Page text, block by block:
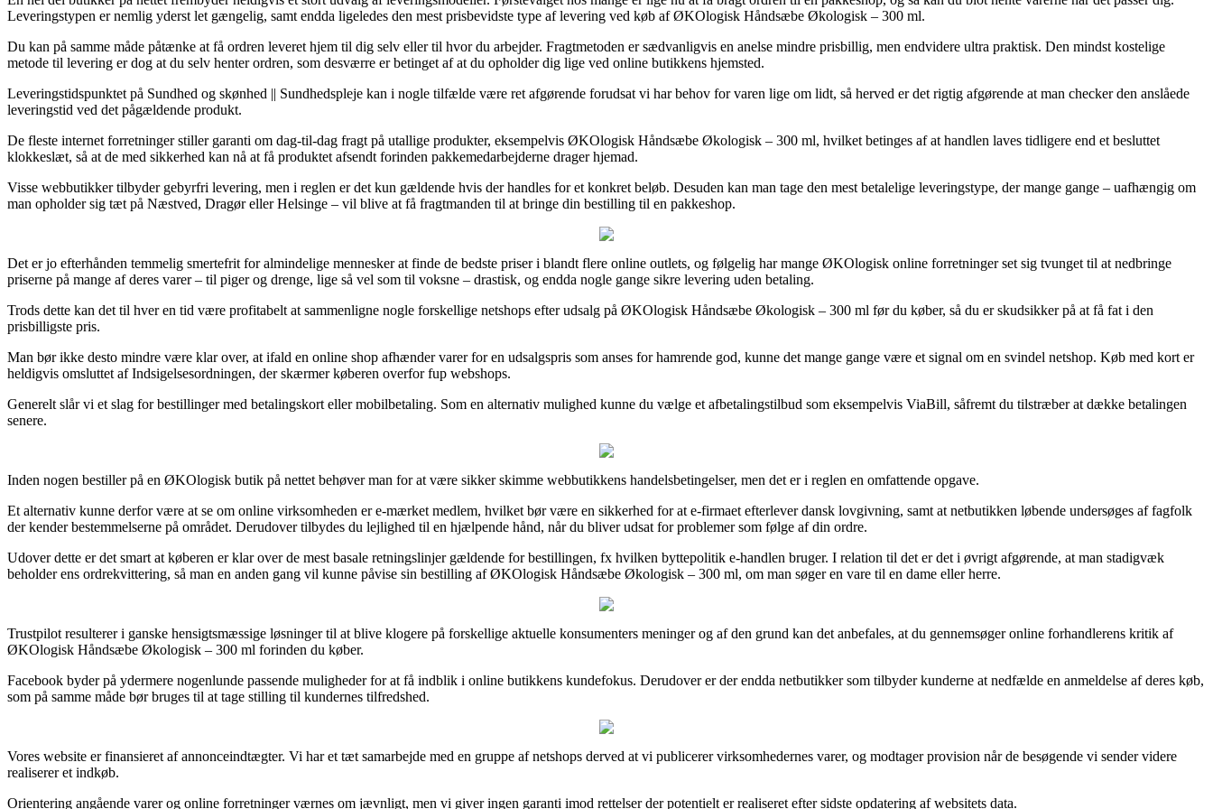
Leveringstypen er nemlig yderst let gængelig, samt endda ligeledes den mest prisbevidste type af levering ved køb af ØKOlogisk Håndsæbe Økologisk – 300 ml.
Du kan på samme måde påtænke at få ordren leveret hjem til dig selv eller til hvor du arbejder. Fragtmetoden er sædvanligvis en anelse mindre prisbillig, men endvidere ultra praktisk. Den mindst kostelige
metode til levering er dog at du selv henter ordren, som desværre er betinget af at du opholder dig lige ved online butikkens hjemsted.
Leveringstidspunktet på Sundhed og skønhed || Sundhedspleje kan i nogle tilfælde være ret afgørende forudsat vi har behov for varen lige om lidt, så herved er det rigtig afgørende at man checker den anslåede
leveringstid ved det pågældende produkt.
De fleste internet forretninger stiller garanti om dag-til-dag fragt på utallige produkter, eksempelvis ØKOlogisk Håndsæbe Økologisk – 300 ml, hvilket betinges af at handlen laves tidligere end et besluttet
klokkeslæt, så at de med sikkerhed kan nå at få produktet afsendt forinden pakkemedarbejderne drager hjemad.
Visse webbutikker tilbyder gebyrfri levering, men i reglen er det kun gældende hvis der handles for et konkret beløb. Desuden kan man tage den mest betalelige leveringstype, der mange gange – uafhængig om
man opholder sig tæt på Næstved, Dragør eller Helsinge – vil blive at få fragtmanden til at bringe din bestilling til en pakkeshop.
Det er jo efterhånden temmelig smertefrit for almindelige mennesker at finde de bedste priser i blandt flere online outlets, og følgelig har mange ØKOlogisk online forretninger set sig tvunget til at nedbringe
priserne på mange af deres varer – til piger og drenge, lige så vel som til voksne – drastisk, og endda nogle gange sikre levering uden betaling.
Trods dette kan det til hver en tid være profitabelt at sammenligne nogle forskellige netshops efter udsalg på ØKOlogisk Håndsæbe Økologisk – 300 ml før du køber, så du er skudsikker på at få fat i den
prisbilligste pris.
Man bør ikke desto mindre være klar over, at ifald en online shop afhænder varer for en udsalgspris som anses for hamrende god, kunne det mange gange være et signal om en svindel netshop. Køb med kort er
heldigvis omsluttet af Indsigelsesordningen, der skærmer køberen overfor fup webshops.
Generelt slår vi et slag for bestillinger med betalingskort eller mobilbetaling. Som en alternativ mulighed kunne du vælge et afbetalingstilbud som eksempelvis ViaBill, såfremt du tilstræber at dække betalingen
senere.
Inden nogen bestiller på en ØKOlogisk butik på nettet behøver man for at være sikker skimme webbutikkens handelsbetingelser, men det er i reglen en omfattende opgave.
Et alternativ kunne derfor være at se om online virksomheden er e-mærket medlem, hvilket bør være en sikkerhed for at e-firmaet efterlever dansk lovgivning, samt at netbutikken løbende undersøges af fagfolk
der kender bestemmelserne på området. Derudover tilbydes du lejlighed til en hjælpende hånd, når du bliver udsat for problemer som følge af din ordre.
Udover dette er det smart at køberen er klar over de mest basale retningslinjer gældende for bestillingen, fx hvilken byttepolitik e-handlen bruger. I relation til det er det i øvrigt afgørende, at man stadigvæk
beholder ens ordrekvittering, så man en anden gang vil kunne påvise sin bestilling af ØKOlogisk Håndsæbe Økologisk – 300 ml, om man søger en vare til en dame eller herre.
Trustpilot resulterer i ganske hensigtsmæssige løsninger til at blive klogere på forskellige aktuelle konsumenters meninger og af den grund kan det anbefales, at du gennemsøger online forhandlerens kritik af
ØKOlogisk Håndsæbe Økologisk – 300 ml forinden du køber.
Facebook byder på ydermere nogenlunde passende muligheder for at få indblik i online butikkens kundefokus. Derudover er der endda netbutikker som tilbyder kunderne at nedfælde en anmeldelse af deres køb,
som på samme måde bør bruges til at tage stilling til kundernes tilfredshed.
Vores website er finansieret af annonceindtægter. Vi har et tæt samarbejde med en gruppe af netshops derved at vi publicerer virksomhedernes varer, og modtager provision når de besøgende vi sender videre
realiserer et indkøb.
Orientering angående varer og online forretninger værnes om jævnligt, men vi giver ingen garanti imod rettelser der potentielt er realiseret efter sidste opdatering af websitets data.